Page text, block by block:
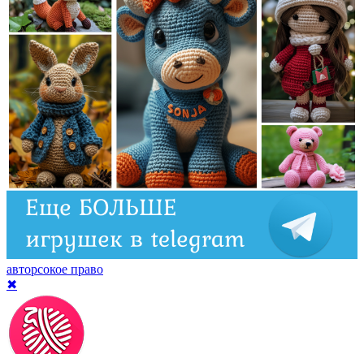
авторсокое право
✖